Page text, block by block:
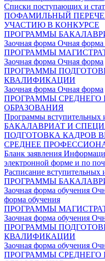
Списки поступающих и
ПОФАМИЛЬНЫЙ
УЧАСТИЮ В КОНКУРСЕ
ПРОГРАММЫ
Заочная форма Очная форма
ПРОГРАММЫ
Заочная форма Очная форма
ПРОГРАММЫ
КВАЛИФИКАЦИИ
Заочная форма Очная форма
ПРОГРАММЫ
ОБРАЗОВАНИЯ
Программы вступительных
БАКАЛАВРИАТ И
ПОДГОТОВКА КАДРОВ
СРЕДНЕЕ
Бланк заявления
электронной форме и по
Расписание вступительных
ПРОГРАММЫ
Заочная форма обучения
форма обучения
ПРОГРАММЫ
Заочная форма обучения
ПРОГРАММЫ
КВАЛИФИКАЦИИ
Заочная форма обучения
ПРОГРАММЫ